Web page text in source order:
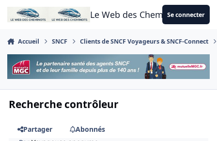
Aller au contenu
Le Web des CheminotsSe connecter
Accueil SNCF Clients de SNCF Voyageurs & SNCF-Connect
Recherche contrôleur
Partager
Abonnés